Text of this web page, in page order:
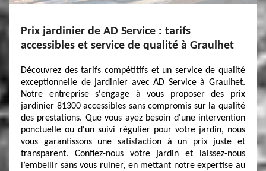
Prix jardinier de AD Service : tarifs
accessibles et service de qualité à Graulhet
Découvrez des tarifs compétitifs et un service de qualité
exceptionnelle de jardinier avec AD Service à Graulhet.
Notre entreprise s'engage à vous proposer des prix
jardinier 81300 accessibles sans compromis sur la qualité
des prestations. Que vous ayez besoin d'une intervention
ponctuelle ou d'un suivi régulier pour votre jardin, nous
vous garantissons une satisfaction à un prix juste et
transparent. Confiez-nous votre jardin et laissez-nous
l’embellir sans vous ruiner, en mettant notre expertise au